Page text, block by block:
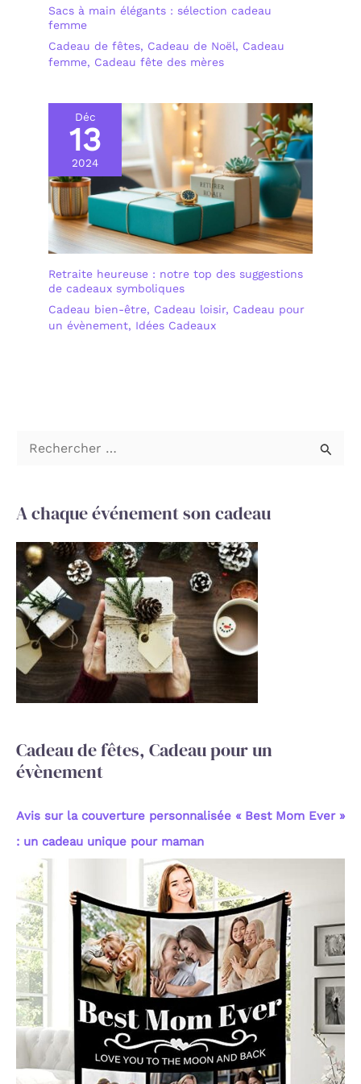
Sacs à main élégants : sélection cadeau
femme
Cadeau de fêtes, Cadeau de Noël, Cadeau
femme, Cadeau fête des mères
Déc
13
2024
Retraite heureuse : notre top des suggestions
de cadeaux symboliques
Cadeau bien-être, Cadeau loisir, Cadeau pour
un évènement, Idées Cadeaux
c
e
r
c
A chaque événement son cadeau
Cadeau de fêtes, Cadeau pour un
évènement
Avis sur la couverture personnalisée « Best Mom Ever »
: un cadeau unique pour maman